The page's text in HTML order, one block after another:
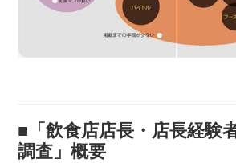
■「飲食店店長・店長経
調査」概要